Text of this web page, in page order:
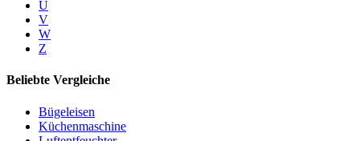
U
V
W
Z
Beliebte Vergleiche
Bügeleisen
Küchenmaschine